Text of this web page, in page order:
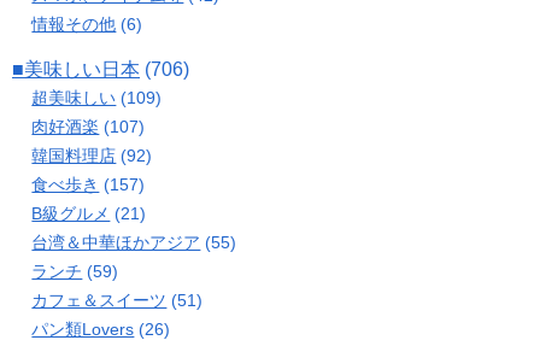
情報その他 (6)
■美味しい日本 (706)
超美味しい (109)
肉好酒楽 (107)
韓国料理店 (92)
食べ歩き (157)
B級グルメ (21)
台湾＆中華ほかアジア (55)
ランチ (59)
カフェ＆スイーツ (51)
パン類Lovers (26)